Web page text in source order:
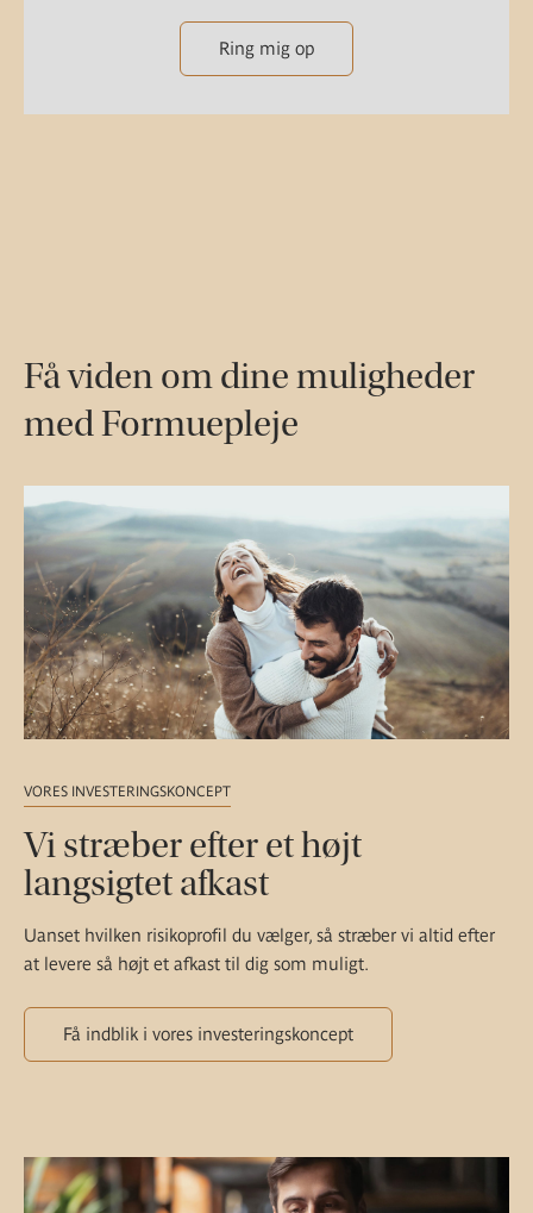
Ring mig op
Få viden om dine muligheder
med Formuepleje
VORES INVESTERINGSKONCEPT
Vi stræber efter et højt
langsigtet afkast
Uanset hvilken risikoprofil du vælger, så stræber vi altid efter
at levere så højt et afkast til dig som muligt.
Få indblik i vores investeringskoncept